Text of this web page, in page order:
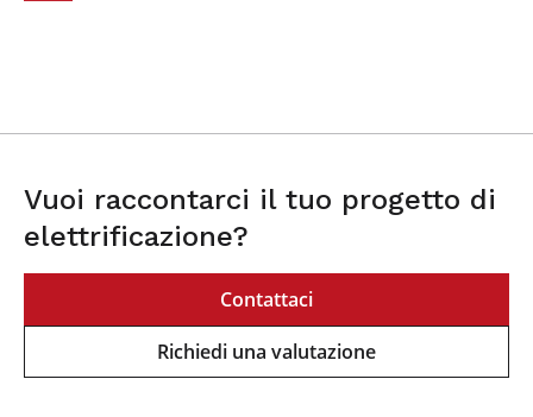
Vuoi raccontarci il tuo progetto di
elettrificazione?
Contattaci
Richiedi una valutazione